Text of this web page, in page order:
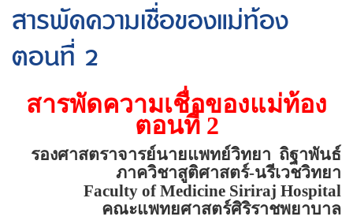
สารพัดความเชื่อของแม่ท้อง
ตอนที่ 2
สารพัดความเชื่อของแม่ท้อง
ตอนที่2
รองศาสตราจารย์นายแพทย์วิทยา ถิฐาพันธ์
ภาควิชาสูติศาสตร์-นรีเวชวิทยา
Faculty ofMedicine Siriraj Hospital
คณะแพทยศาสตร์ศิริราชพยาบาล